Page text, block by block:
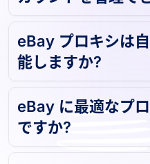
eBay プロキシは
能しますか?
eBay に最適なプ
ですか?